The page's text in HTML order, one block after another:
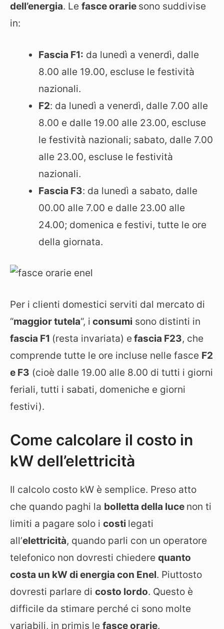
dell’energia. Le fasce orarie sono suddivise
in:
Fascia F1: da lunedì a venerdì, dalle
8.00 alle 19.00, escluse le festività
nazionali.
F2: da lunedì a venerdì, dalle 7.00 alle
8.00 e dalle 19.00 alle 23.00, escluse
le festività nazionali; sabato, dalle 7.00
alle 23.00, escluse le festività
nazionali.
Fascia F3: da lunedì a sabato, dalle
00.00 alle 7.00 e dalle 23.00 alle
24.00; domenica e festivi, tutte le ore
della giornata.
Per i clienti domestici serviti dal mercato di
“maggior tutela“, i consumi sono distinti in
fascia F1 (resta invariata) e fascia F23, che
comprende tutte le ore incluse nelle fasce F2
e F3 (cioè dalle 19.00 alle 8.00 di tutti i giorni
feriali, tutti i sabati, domeniche e giorni
festivi).
Come calcolare il costo in
kW dell’elettricità
Il calcolo costo kW è semplice. Preso atto
che quando paghi la bolletta della luce non ti
limiti a pagare solo i costi legati
all’elettricità, quando parli con un operatore
telefonico non dovresti chiedere quanto
costa un kW di energia con Enel. Piuttosto
dovresti parlare di costo lordo. Questo è
difficile da stimare perché ci sono molte
variabili, in primis le fasce orarie.